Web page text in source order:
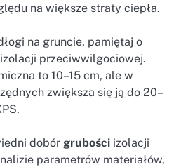
na większe straty ciepła.
na gruncie, pamiętaj o
przeciwwilgociowej.
to 10–15 cm, ale w
zwiększa się ją do 20–
dobór grubości izolacji
parametrów materiałów,